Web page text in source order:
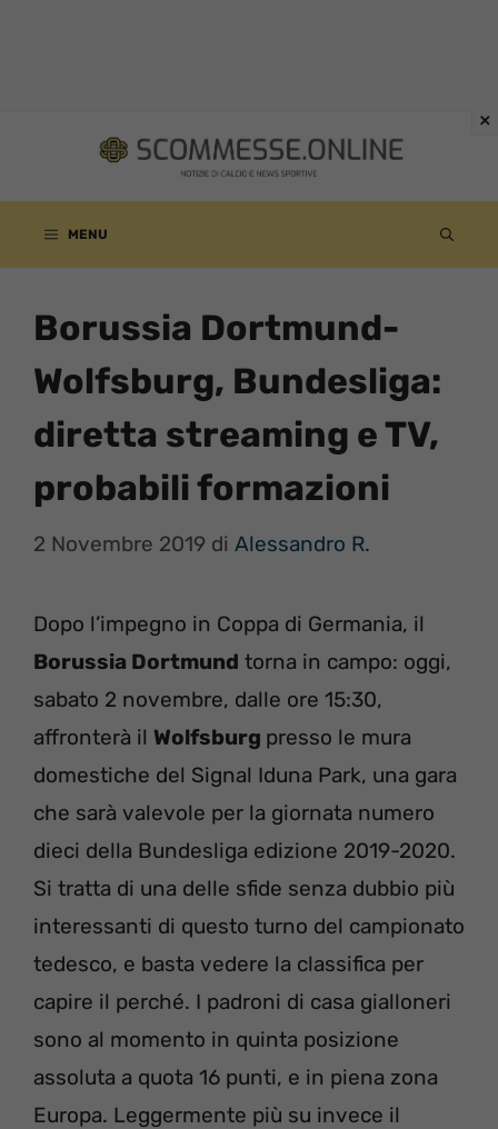
contenuto
MENU
Borussia Dortmund-
Wolfsburg, Bundesliga:
diretta streaming e TV,
probabili formazioni
2 Novembre 2019 di Alessandro R.
Dopo l’impegno in Coppa di Germania, il
Borussia Dortmund torna in campo: oggi,
sabato 2 novembre, dalle ore 15:30,
affronterà il Wolfsburg presso le mura
domestiche del Signal Iduna Park, una gara
che sarà valevole per la giornata numero
dieci della Bundesliga edizione 2019-2020.
Si tratta di una delle sfide senza dubbio più
interessanti di questo turno del campionato
tedesco, e basta vedere la classifica per
capire il perché. I padroni di casa gialloneri
sono al momento in quinta posizione
assoluta a quota 16 punti, e in piena zona
Europa. Leggermente più su invece il